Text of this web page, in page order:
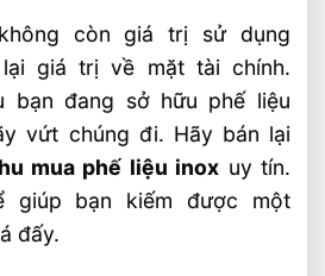
còn giá trị sử dụng
giá trị về mặt tài chính.
bạn đang sở hữu phế liệu
vứt chúng đi. Hãy bán lại
mua phế liệu inox uy tín.
giúp bạn kiếm được một
đấy.